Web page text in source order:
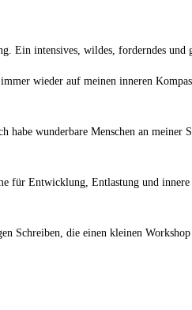
Ein intensives, wildes, forderndes und
wieder auf meinen inneren
wunderbare Menschen an meiner
für Entwicklung, Entlastung und
Schreiben, die einen kleinen